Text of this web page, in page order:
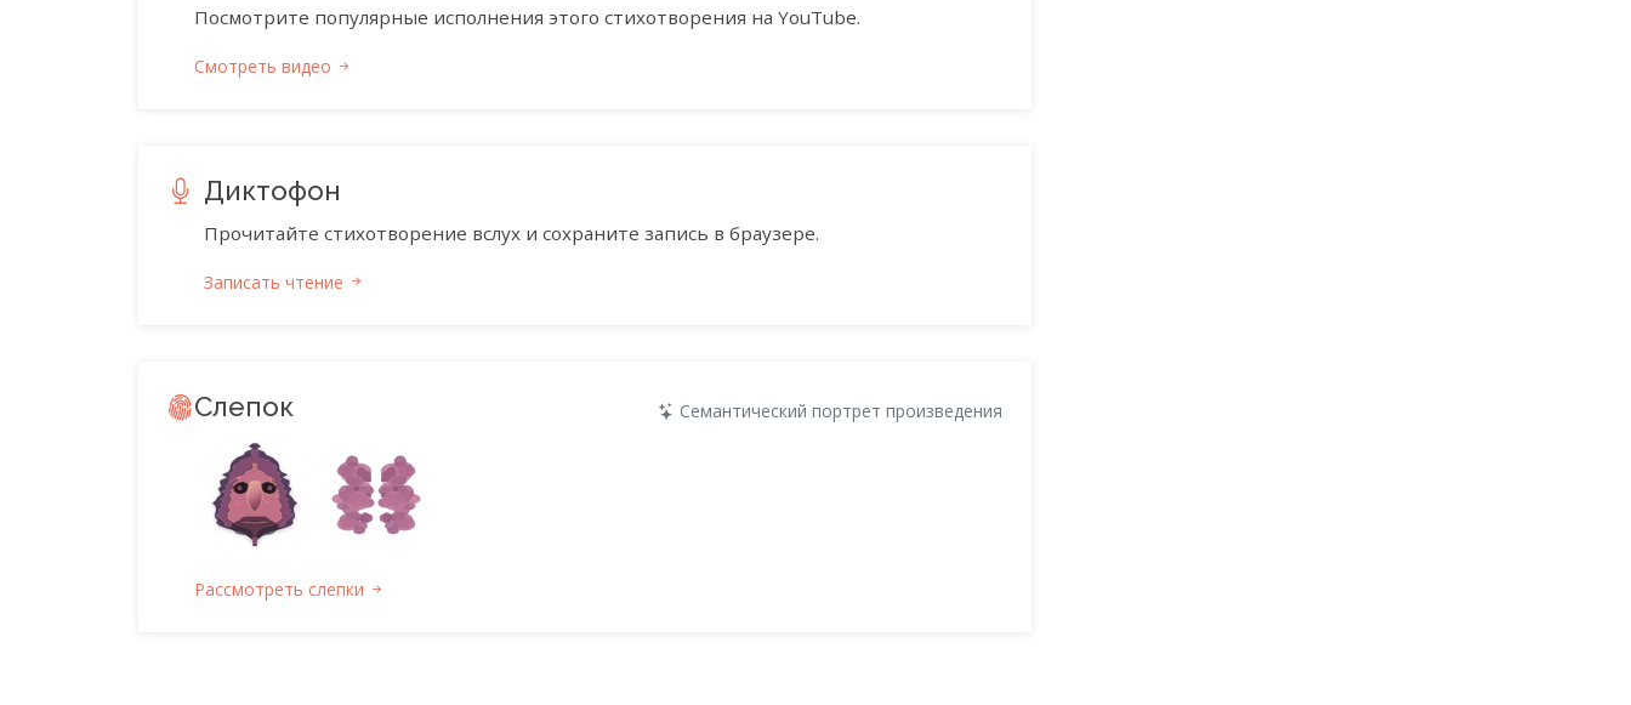
Посмотрите популярные исполнения этого стихотворения на YouTube.
Смотреть видео
Диктофон
Прочитайте стихотворение вслух и сохраните запись в браузере.
Записать чтение
Слепок Семантический портрет произведения
Рассмотреть слепки